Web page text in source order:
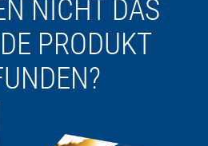
NICHT DAS
PRODUKT